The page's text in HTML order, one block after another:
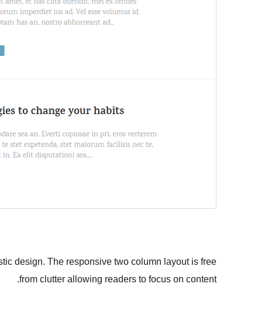
design. The responsive two column layout is free
from clutter allowing readers to focus on content.